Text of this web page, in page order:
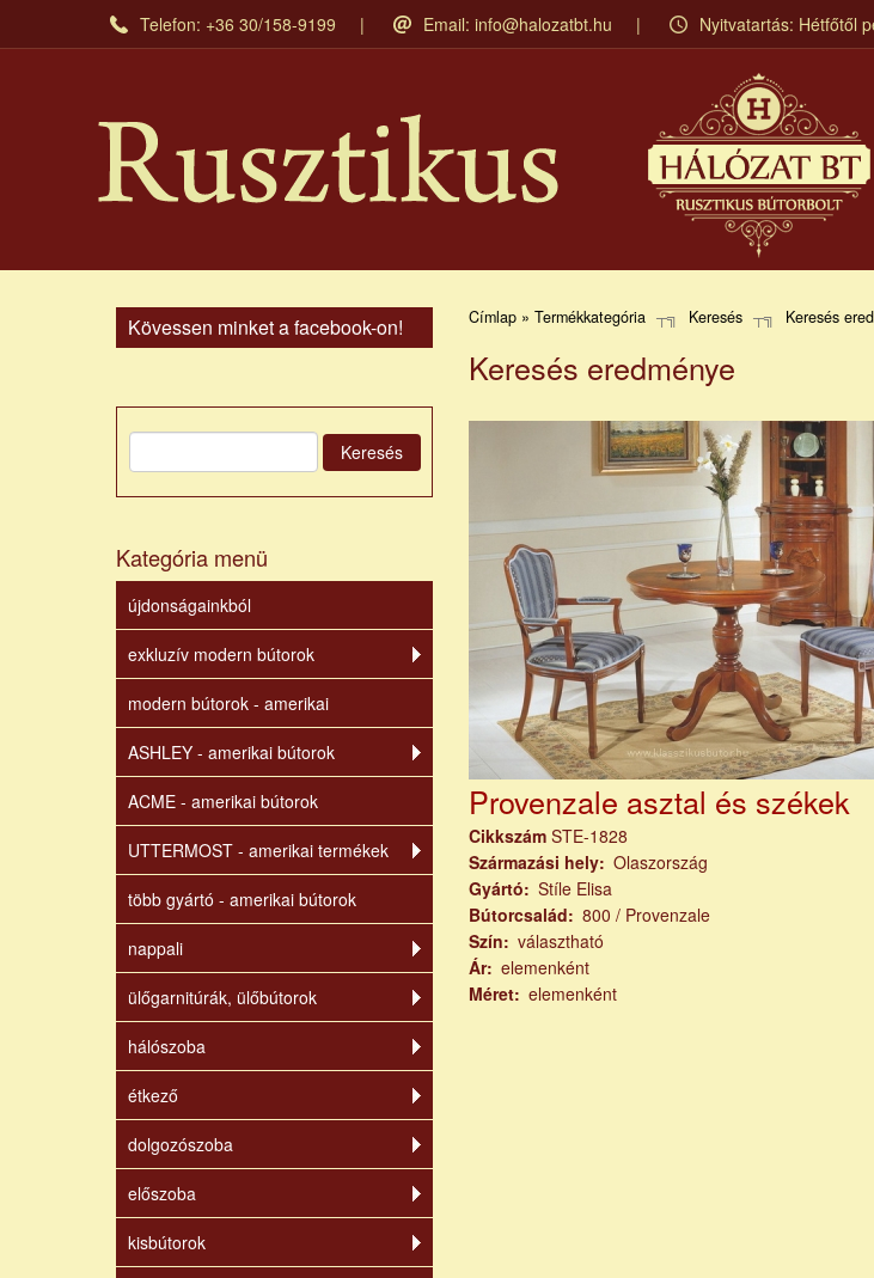
tartalomra
Telefon: +36 30/158-9199 Email: info@halozatbt.hu Nyitvatartás: Hétfőtől
Kövessen minket a facebook-on!
Keresés
Kategória menü
újdonságainkból
exkluzív modern bútorok
modern bútorok - amerikai
ASHLEY - amerikai bútorok
ACME - amerikai bútorok
UTTERMOST - amerikai termékek
több gyártó - amerikai bútorok
nappali
ülőgarnitúrák, ülőbútorok
hálószoba
étkező
dolgozószoba
előszoba
kisbútorok
Címlap » Termékkategória Keresés Keresés
Keresés eredménye
Provenzale asztal és székek
Cikkszám STE-1828
Származási hely Olaszország
Gyártó
Stíle Elisa
Bútorcsalád
800 / Provenzale
Szín
választható
Ár elemenként
Méret elemenként